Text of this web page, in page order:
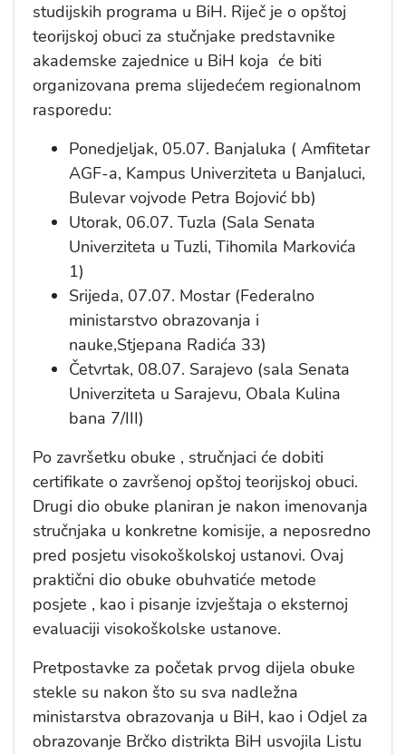
studijskih programa u BiH. Riječ je o opštoj
teorijskoj obuci za stučnjake predstavnike
akademske zajednice u BiH koja će biti
organizovana prema slijedećem regionalnom
rasporedu:
Ponedjeljak, 05.07. Banjaluka ( Amfitetar
AGF-a, Kampus Univerziteta u Banjaluci,
Bulevar vojvode Petra Bojović bb)
Utorak, 06.07. Tuzla (Sala Senata
Univerziteta u Tuzli, Tihomila Markovića
1)
Srijeda, 07.07. Mostar (Federalno
ministarstvo obrazovanja i
nauke,Stjepana Radića 33)
Četvrtak, 08.07. Sarajevo (sala Senata
Univerziteta u Sarajevu, Obala Kulina
bana 7/III)
Po završetku obuke , stručnjaci će dobiti
certifikate o završenoj opštoj teorijskoj obuci.
Drugi dio obuke planiran je nakon imenovanja
stručnjaka u konkretne komisije, a neposredno
pred posjetu visokoškolskoj ustanovi. Ovaj
praktični dio obuke obuhvatiće metode
posjete , kao i pisanje izvještaja o eksternoj
evaluaciji visokoškolske ustanove.
Pretpostavke za početak prvog dijela obuke
stekle su nakon što su sva nadležna
ministarstva obrazovanja u BiH, kao i Odjel za
obrazovanje Brčko distrikta BiH usvojila Listu